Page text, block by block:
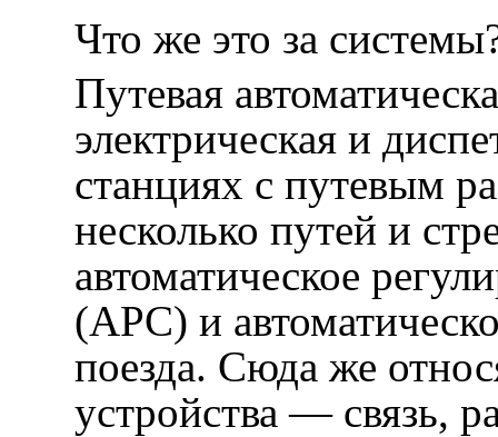
Что же это за
Путевая
электрическая и
станциях с путевым
несколько путей и
автоматическое
(АРС) и
поезда. Сюда же
устройства — связь,